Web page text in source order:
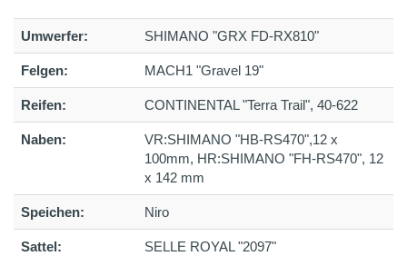
Umwerfer: SHIMANO "GRX FD-RX810"
Felgen: MACH1 "Gravel 19"
Reifen: CONTINENTAL "Terra Trail", 40-622
Naben:
VR:SHIMANO "HB-RS470",12 x
100mm, HR:SHIMANO "FH-RS470", 12
x 142 mm
Speichen: Niro
Sattel: SELLE ROYAL "2097"